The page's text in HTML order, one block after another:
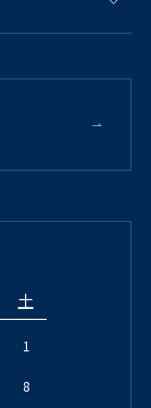
土
1
8